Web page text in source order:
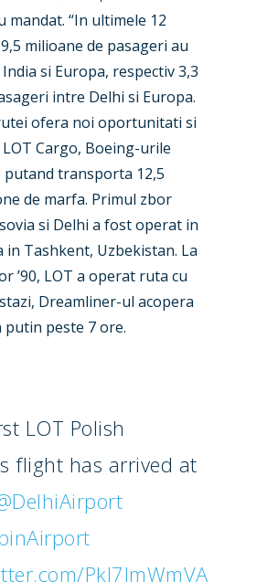
mandat. “In ultimele 12
milioane de pasageri au
si Europa, respectiv 3,3
intre Delhi si Europa.
ofera noi oportunitati si
Cargo, Boeing-urile
putand transporta 12,5
de marfa. Primul zbor
si Delhi a fost operat in
in Tashkent, Uzbekistan. La
’90, LOT a operat ruta cu
Dreamliner-ul acopera
putin peste 7 ore.
LOT Polish
flight has arrived at
Pkl7JmWmVA
New Routes
Dubai 2025
Paris 2025
Farnborough 2024
Farnborough 2022
Business Jets
Military
Trip Reports
Marketplace